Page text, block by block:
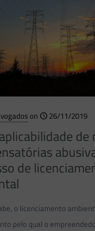
on 26/11/2019
de
de
o licenciamento
pelo qual o